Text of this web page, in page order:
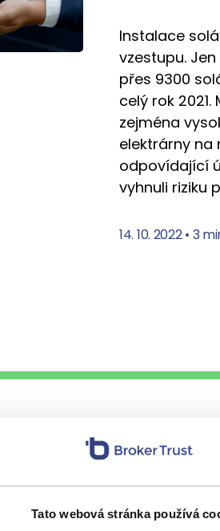
Tato webová stránka používá
Instalace
vzestupu.
přes 9300
celý rok
zejména
elektrárny na
odpovídající
vyhnuli riziku
14. 10. 2022• 3
naše
na kávu . Nechte